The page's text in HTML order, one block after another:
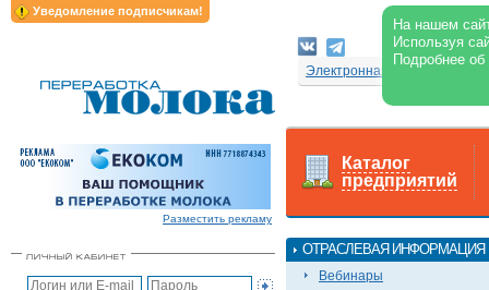
Уведомление подписчикам!
На нашем
Используя
Подробнее
Электронная версия
Разместить рекламу
Каталог
предприятий
ОТРАСЛЕВАЯ ИНФОРМАЦИЯ
Вебинары